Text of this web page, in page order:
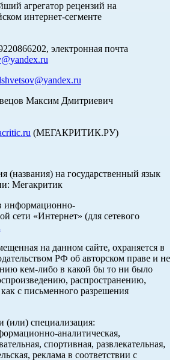
агрегатор рецензий на
интернет-сегменте
электронная почта
Максим Дмитриевич
(МЕГАКРИТИК.РУ)
(названия) на государственный язык
Мегакритик
информационно-
сети «Интернет» (для сетевого
на данном сайте, охраняется в
РФ об авторском праве и не
кем-либо в какой бы то ни было
распространению,
с письменного разрешения
(или) специализация:
аналитическая,
спортивная, развлекательная,
реклама в соответствии с